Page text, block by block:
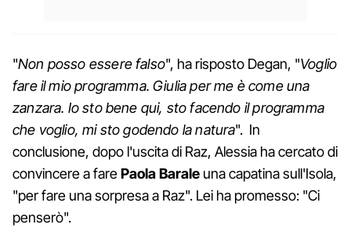
"Non posso essere falso", ha risposto Degan, "Voglio
fare il mio programma. Giulia per me è come una
zanzara. Io sto bene qui, sto facendo il programma
che voglio, mi sto godendo la natura". In
conclusione, dopo l'uscita di Raz, Alessia ha cercato di
convincere a farePaola Barale una capatina sull'Isola,
"per fare una sorpresa a Raz". Lei ha promesso: "Ci
penserò".